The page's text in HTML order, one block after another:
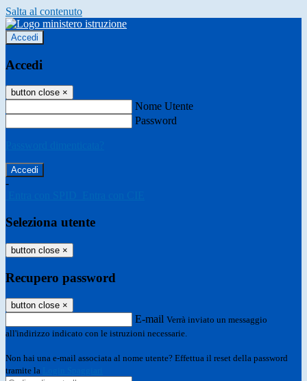
Salta al contenuto
Accedi
Accedi
button close ×
Nome Utente
Password
-
Seleziona utente
button close ×
Recupero password
button close ×
E-mail Verrà inviato un messaggio
all'indirizzo indicato con le istruzioni necessarie.
Non hai una e-mail associata al nome utente? Effettua il reset della password
tramite la